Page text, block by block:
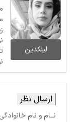
لینکدین
ارسال نظر
نــام و نام خانوادگی